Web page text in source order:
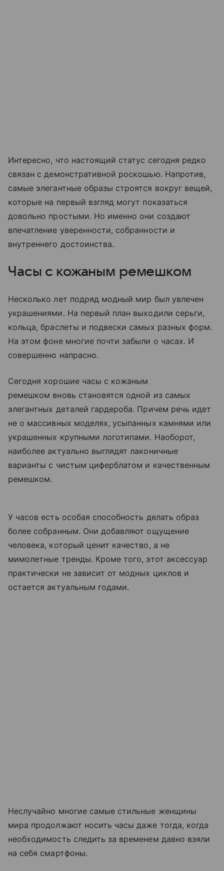
Интересно, что настоящий статус сегодня редко
связан с демонстративной роскошью. Напротив,
самые элегантные образы строятся вокруг вещей,
которые на первый взгляд могут показаться
довольно простыми. Но именно они создают
впечатление уверенности, собранности и
внутреннего достоинства.
Часы с кожаным ремешком
Несколько лет подряд модный мир был увлечен
украшениями. На первый план выходили серьги,
кольца, браслеты и подвески самых разных форм.
На этом фоне многие почти забыли о часах. И
совершенно напрасно.
Сегодня хорошие часы с кожаным
ремешком вновь становятся одной из самых
элегантных деталей гардероба. Причем речь идет
не о массивных моделях, усыпанных камнями или
украшенных крупными логотипами. Наоборот,
наиболее актуально выглядят лаконичные
варианты с чистым циферблатом и качественным
ремешком.
У часов есть особая способность делать образ
более собранным. Они добавляют ощущение
человека, который ценит качество, а не
мимолетные тренды. Кроме того, этот аксессуар
практически не зависит от модных циклов и
остается актуальным годами.
Неслучайно многие самые стильные женщины
мира продолжают носить часы даже тогда, когда
необходимость следить за временем давно взяли
на себя смартфоны.